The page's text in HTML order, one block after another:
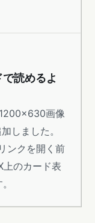
読めるよ
画像
しました。
ンクを開く前
上のカード表